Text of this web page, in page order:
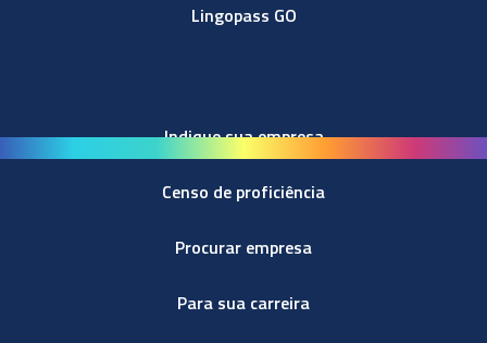
Lingopass GO
Indique sua empresa
Censo de proficiência
Procurar empresa
Para sua carreira